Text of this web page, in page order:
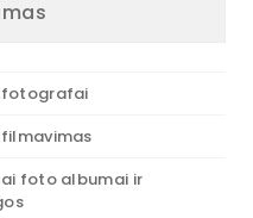
fotografai
foto albumai ir